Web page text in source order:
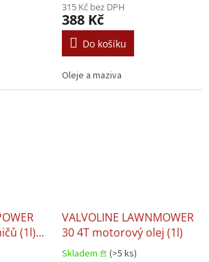
315 Kč bez DPH
388 Kč
Do košíku
Oleje a maziva
(1l)
VALVOLINE LAWNMOWER
30 4T motorový olej (1l)
Skladem 𖠿 (>5 ks)